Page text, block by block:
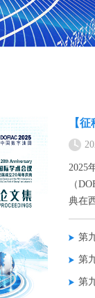
【
2025
（
典在
第
第
第